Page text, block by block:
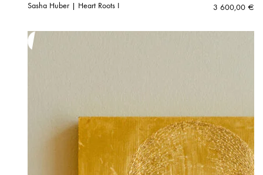
Sasha Huber | Heart Roots I 3 600,00 €